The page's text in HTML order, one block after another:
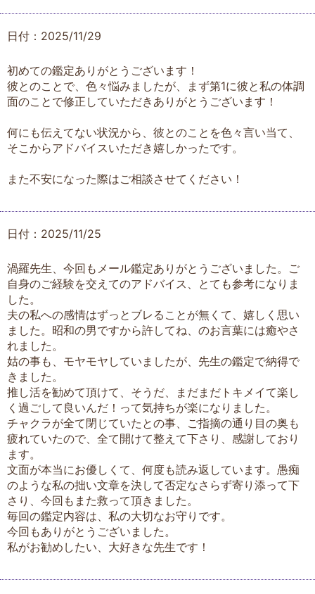
日付：2025/11/29
初めての鑑定ありがとうございます！
彼とのことで、色々悩みましたが、まず第1に彼と私の体調
面のことで修正していただきありがとうございます！
何にも伝えてない状況から、彼とのことを色々言い当て、
そこからアドバイスいただき嬉しかったです。
また不安になった際はご相談させてください！
日付：2025/11/25
渦羅先生、今回もメール鑑定ありがとうございました。ご
自身のご経験を交えてのアドバイス、とても参考になりま
した。
夫の私への感情はずっとブレることが無くて、嬉しく思い
ました。昭和の男ですから許してね、のお言葉には癒やさ
れました。
姑の事も、モヤモヤしていましたが、先生の鑑定で納得で
きました。
推し活を勧めて頂けて、そうだ、まだまだトキメイて楽し
く過ごして良いんだ！って気持ちが楽になりました。
チャクラが全て閉じていたとの事、ご指摘の通り目の奥も
疲れていたので、全て開けて整えて下さり、感謝しており
ます。
文面が本当にお優しくて、何度も読み返しています。愚痴
のような私の拙い文章を決して否定なさらず寄り添って下
さり、今回もまた救って頂きました。
毎回の鑑定内容は、私の大切なお守りです。
今回もありがとうございました。
私がお勧めしたい、大好きな先生です！